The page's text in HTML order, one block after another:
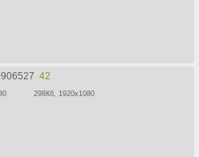
906527 42
298Кб, 1920x1080